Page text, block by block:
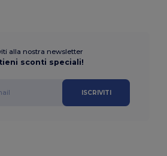
alla nostra newsletter
sconti speciali!
ISCRIVITI